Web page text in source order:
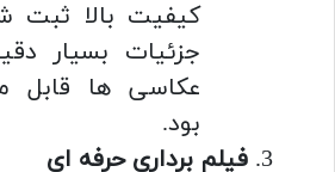
کیفیت بالا ثبت
جزئیات بسیار
عکاسی ها قابل
بود.
فیلم برداری حرفه ای